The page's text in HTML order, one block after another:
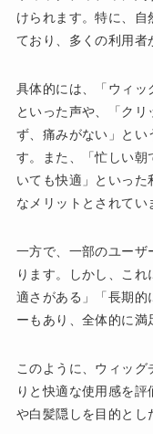
けられます。特に、
ており、多くの利用者
具体的には、「ウィッ
といった声や、「ク
ず、痛みがない」とい
す。また、「忙しい朝
いても快適」といった
なメリットとされてい
一方で、一部のユーザ
ります。しかし、こ
適さがある」「長期的
ーもあり、全体的に満
このように、ウィッ
りと快適な使用感を
や白髪隠しを目的とし